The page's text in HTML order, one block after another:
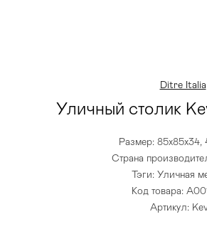
Ditre Italia
Уличный столик
Размер: 85х85х34,
Страна
Тэги: Уличная
Код товара:
Артикул: